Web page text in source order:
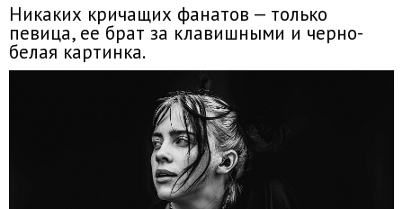
Никаких кричащих фанатов — только
певица, ее брат за клавишными и черно-
белая картинка.